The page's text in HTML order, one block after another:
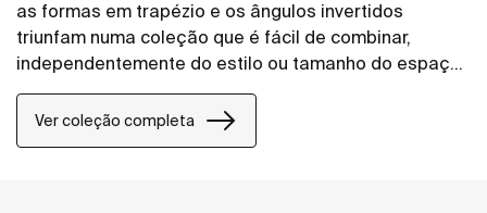
as formas em trapézio e os ângulos invertidos
triunfam numa coleção que é fácil de combinar,
independentemente do estilo ou tamanho do espaço
de banho.
Ver coleção completa